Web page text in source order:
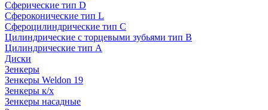
Сферические тип D
Сфероконические тип L
Сфероцилиндрические тип C
Цилиндрические с торцевыми зубьями тип B
Цилиндрические тип А
Диски
Зенкеры
Зенкеры Weldon 19
Зенкеры к/х
Зенкеры насадные